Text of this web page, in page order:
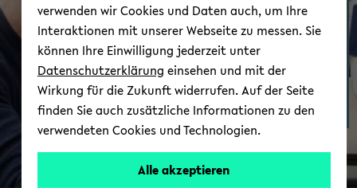
verwenden wir Cookies und Daten auch, um Ihre
Interaktionen mit unserer Webseite zu messen. Sie
können Ihre Einwilligung jederzeit unter
Datenschutzerklärung einsehen und mit der
Wirkung für die Zukunft widerrufen. Auf der Seite
finden Sie auch zusätzliche Informationen zu den
verwendeten Cookies und Technologien.
Alle akzeptieren